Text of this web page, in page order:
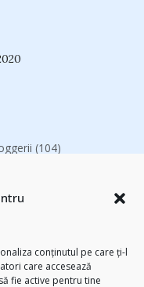
conținutul pe care ți-l
care accesează
fie active pentru tine
(104)
brand personal
chinezu
cristian china birta